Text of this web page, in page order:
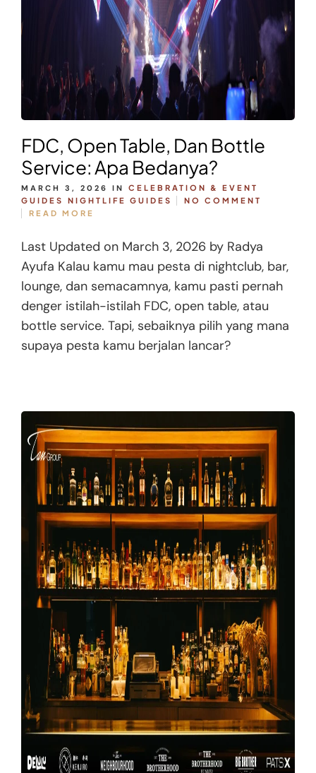
FDC, Open Table, Dan Bottle
Service: Apa Bedanya?
MARCH 3, 2026 IN CELEBRATION & EVENT
GUIDES
NIGHTLIFE GUIDES
NO COMMENT
READ MORE
Last Updated on March 3, 2026 by Radya
Ayufa Kalau kamu mau pesta di nightclub, bar,
lounge, dan semacamnya, kamu pasti pernah
denger istilah-istilah FDC, open table, atau
bottle service. Tapi, sebaiknya pilih yang mana
supaya pesta kamu berjalan lancar?